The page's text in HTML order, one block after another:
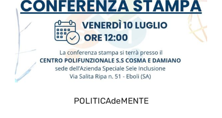
POLITICAdeMENTE